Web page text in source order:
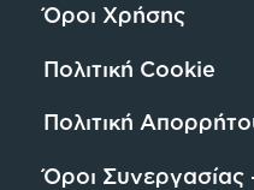
Όροι Χρήσης
Πολιτική Cookie
Πολιτική
Όροι Συνεργασίας